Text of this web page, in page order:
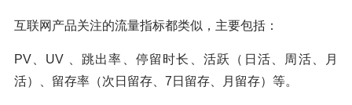
互联网产品关注的流量指标都类似，主要包括：
PV、UV 、跳出率、停留时长、活跃（日活、周活、月
活）、留存率（次日留存、7日留存、月留存）等。